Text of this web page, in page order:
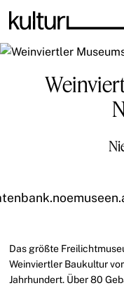
Das größte
Weinviertler Baukultur
Jahrhundert. Über 80